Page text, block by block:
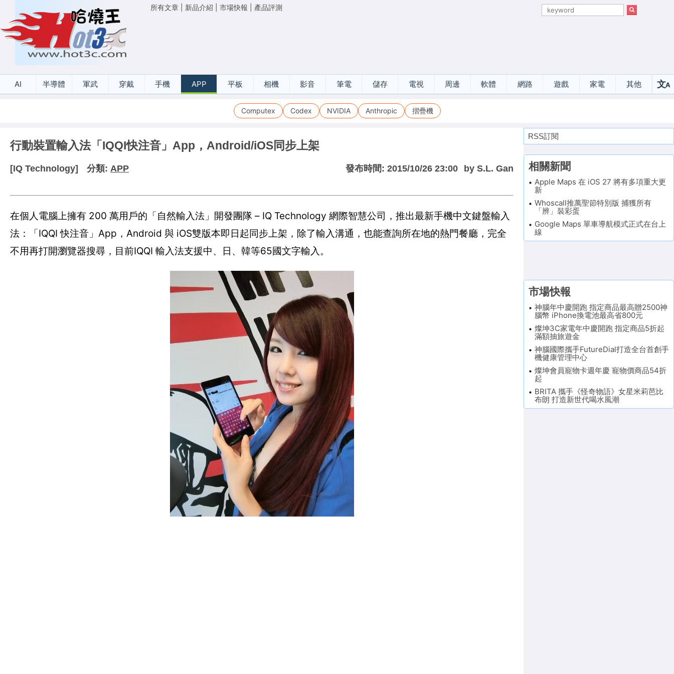
所有文章 新品介紹 市場快報 產品評測
AI 半導體 軍武 穿戴 手機 APP 平板 相機 影音 筆電 儲存 電視 周邊 軟體 網路 遊戲 家電 其他 文A
Computex Codex NVIDIA Anthropic 摺疊機
行動裝置輸入法「IQQI快注音」App，Android/iOS同步上架
[IQ Technology] 分類: APP 發布時間: 2015/10/26 23:00 by S.L. Gan
在個人電腦上擁有 200 萬用戶的「自然輸入法」開發團隊 – IQ Technology 網際智慧公司，推出最新手機中文鍵盤輸入
法：「IQQI 快注音」App，Android 與 iOS雙版本即日起同步上架，除了輸入溝通，也能查詢所在地的熱門餐廳，完全
不用再打開瀏覽器搜尋，目前IQQI 輸入法支援中、日、韓等65國文字輸入。
RSS訂閱
相關新聞
Apple Maps 在 iOS 27 將有多項重大更
新
Whoscall推萬聖節特別版 捕獲所有
「辨」裝彩蛋
Google Maps 單車導航模式正式在台上
線
市場快報
神腦年中慶開跑 指定商品最高贈2500神
腦幣 iPhone換電池最高省800元
燦坤3C家電年中慶開跑 指定商品5折起
滿額抽旅遊金
神腦國際攜手FutureDial打造全台首創手
機健康管理中心
燦坤會員寵物卡週年慶 寵物價商品54折
起
BRITA 攜手《怪奇物語》女星米莉芭比
布朗 打造新世代喝水風潮